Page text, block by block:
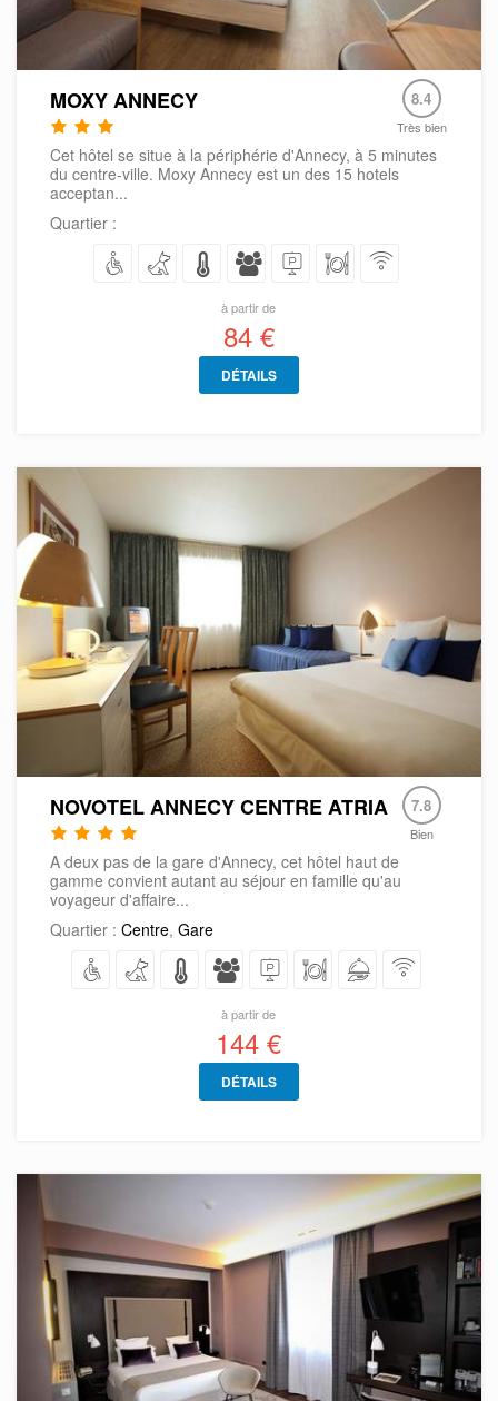
MOXY ANNECY 8.4
Très bien
Cet hôtel se situe à la périphérie d'Annecy, à 5 minutes
du centre-ville. Moxy Annecy est un des 15 hotels
acceptan...
Quartier :
à partir de
84 €
DÉTAILS
NOVOTEL ANNECY CENTRE ATRIA 7.8
Bien
A deux pas de la gare d'Annecy, cet hôtel haut de
gamme convient autant au séjour en famille qu'au
voyageur d'affaire...
Quartier : Centre, Gare
à partir de
144 €
DÉTAILS